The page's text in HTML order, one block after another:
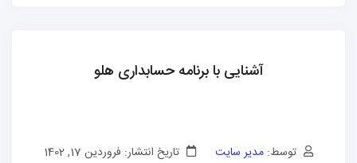
آشنایی با برنامه حسابداری هلو
توسط: مدیر سایت
تاریخ انتشار: فروردین 17, 1402